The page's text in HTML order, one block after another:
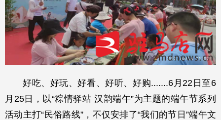
好吃、好玩、好看、好听、好购.......6月22日至6
月25日，以“粽情驿站 汉韵端午”为主题的端午节系列
活动主打“民俗路线”，不仅安排了“我们的节日”端午文